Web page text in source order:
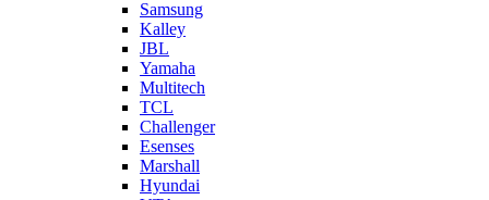
Samsung
Kalley
JBL
Yamaha
Multitech
TCL
Challenger
Esenses
Marshall
Hyundai